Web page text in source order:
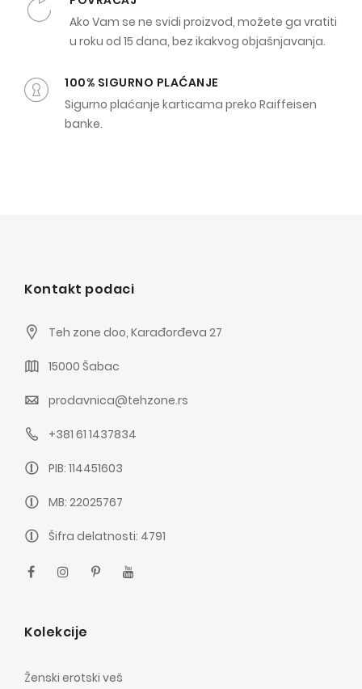
Ako Vam se ne svidi proizvod, možete ga vratiti
u roku od 15 dana, bez ikakvog objašnjavanja.
100% SIGURNO PLAĆANJE
Sigurno plaćanje karticama preko Raiffeisen
banke.
Kontakt podaci
Teh zone doo, Karađorđeva 27
15000 Šabac
prodavnica@tehzone.rs
+381 61 1437834
PIB: 114451603
MB: 22025767
Šifra delatnosti: 4791
Kolekcije
Ženski erotski veš